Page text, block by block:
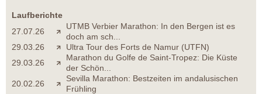
Laufberichte
27.07.26
UTMB Verbier Marathon: In den Bergen ist es
doch am sch...
29.03.26
Ultra Tour des Forts de Namur (UTFN)
29.03.26
Marathon du Golfe de Saint-Tropez: Die Küste
der Schön...
20.02.26
Sevilla Marathon: Bestzeiten im andalusischen
Frühling